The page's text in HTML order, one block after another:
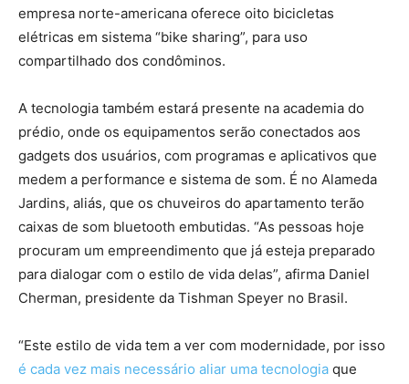
empresa norte-americana oferece oito bicicletas
elétricas em sistema “bike sharing”, para uso
compartilhado dos condôminos.
A tecnologia também estará presente na academia do
prédio, onde os equipamentos serão conectados aos
gadgets dos usuários, com programas e aplicativos que
medem a performance e sistema de som. É no Alameda
Jardins, aliás, que os chuveiros do apartamento terão
caixas de som bluetooth embutidas. “As pessoas hoje
procuram um empreendimento que já esteja preparado
para dialogar com o estilo de vida delas”, afirma Daniel
Cherman, presidente da Tishman Speyer no Brasil.
“Este estilo de vida tem a ver com modernidade, por isso
é cada vez mais necessário aliar uma tecnologia que